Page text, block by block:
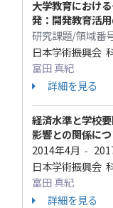
大学教育におけ
発：開発教育活
研究課題/領域番
日本学術振興会
富田 真紀
詳細を見る
経済水準と学校
影響との関係に
2014年4月 -
日本学術振興会
富田 真紀
詳細を見る